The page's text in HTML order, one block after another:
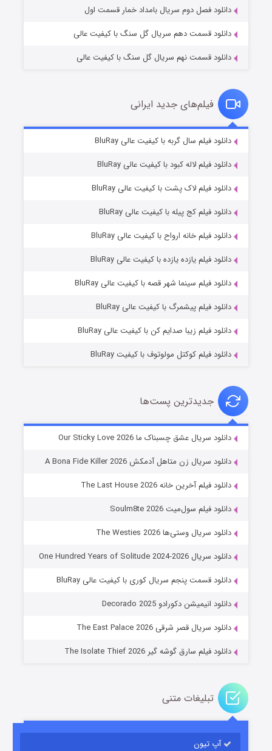
قسمت۶ (زیرنویس) منتشر شد
شوهر
عملیات آپارتمان
قسمت۲ (زیرنویس) منتشر شد
دانلود فصل دوم سریال بامداد خمار قسمت اول
دانلود قسمت دهم سریال گل سنگ با کیفیت عالی
دانلود قسمت نهم سریال گل سنگ با کیفیت عالی
فیلم‌های جدید ایرانی
دانلود فیلم سال گربه با کیفیت عالی BluRay
دانلود فیلم لاله کبود با کیفیت عالی BluRay
دانلود فیلم لاک پشت با کیفیت عالی BluRay
دانلود فیلم کج‌ پیله با کیفیت عالی BluRay
دانلود فیلم خانه ارواح با کیفیت عالی BluRay
دانلود فیلم یازده یازده با کیفیت عالی BluRay
دانلود فیلم سینما شهر قصه با کیفیت عالی BluRay
دانلود فیلم پیشمرگ با کیفیت عالی BluRay
دانلود فیلم زیبا صدایم کن با کیفیت عالی BluRay
دانلود فیلم کوکتل مولوتوف با کیفیت BluRay
جدیدترین پست‌ها
دانلود سریال عشق چسبناک ما Our Sticky Love 2026
دانلود سریال زن متاهل آدمکش A Bona Fide Killer 2026
دانلود فیلم آخرین خانه The Last House 2026
دانلود فیلم سول‌میت Soulm8te 2026
دانلود سریال وستی‌ها The Westies 2026
دانلود سریال One Hundred Years of Solitude 2024-2026
دانلود قسمت پنجم سریال کوری با کیفیت عالی BluRay
دانلود انیمیشن دکورادو Decorado 2025
دانلود سریال قصر شرقی The East Palace 2026
دانلود فیلم سارق گوشه گیر The Isolate Thief 2026
تبلیغات متنی
آپ تیون